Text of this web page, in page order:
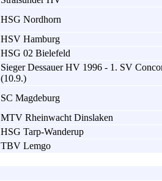
HSG Nordhorn
HSV Hamburg
HSG 02 Bielefeld
Sieger Dessauer HV 1996 - 1. SV
(10.9.)
SC Magdeburg
MTV Rheinwacht Dinslaken
HSG Tarp-Wanderup
TBV Lemgo